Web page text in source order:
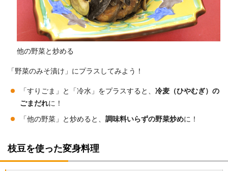
他の野菜と炒める
「野菜のみそ漬け」にプラスしてみよう！
「すりごま」と「冷水」をプラスすると、 冷麦（ひやむぎ）の
ごまだれに！
「他の野菜」と炒めると、 調味料いらずの野菜炒めに！
枝豆を使った変身料理